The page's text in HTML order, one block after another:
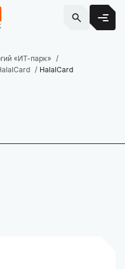
«ИТ-парк»
HalalCard